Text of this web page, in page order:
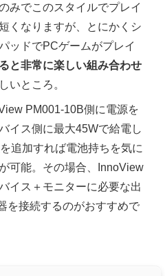
みでこのスタイルでプレイ
くなりますが、とにかくシ
ッドでPCゲームがプレイ
と非常に楽しい組み合わせ
いところ。
PM001-10B側に電源を
イス側に最大45Wで給電し
追加すれば電池持ちを気に
可能。その場合、InnoView
イス＋モニターに必要な出
を接続するのがおすすめで